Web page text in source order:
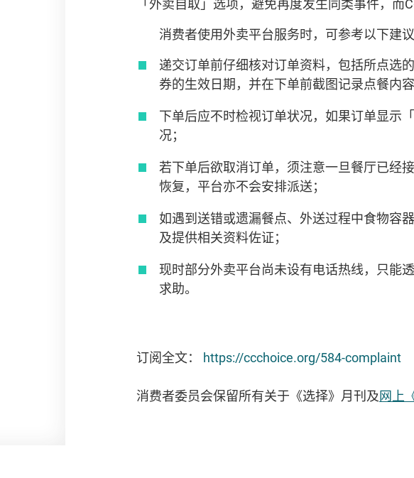
「外卖自取」选项，避免再度发生同类事件，
消费者使用外卖平台服务时，可参考以下建议
递交订单前仔细核对订单资料，包括所点选
券的生效日期，并在下单前截图记录点餐内
下单后应不时检视订单状况，如果订单显示
况；
若下单后欲取消订单，须注意一旦餐厅已经
恢复，平台亦不会安排派送；
如遇到送错或遗漏餐点、外送过程中食物容
及提供相关资料佐证；
现时部分外卖平台尚未设有电话热线，只能
求助。
订阅全文： https://ccchoice.org/584-complaint
消费者委员会保留所有关于《选择》月刊及网上